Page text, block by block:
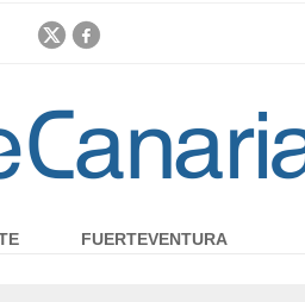
FUERTEVENTURA